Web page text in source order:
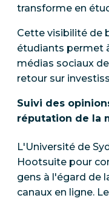
transforme en
Cette visibilité de
étudiants permet
médias sociaux
retour sur
Suivi des
réputation de la
L'Université de
Hootsuite pour
gens à l'égard de
canaux en ligne. Le